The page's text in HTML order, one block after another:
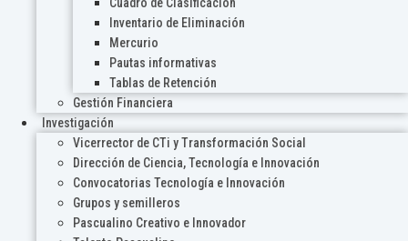
Cuadro de Clasificación
Inventario de Eliminación
Mercurio
Pautas informativas
Tablas de Retención
Gestión Financiera
Investigación
Vicerrector de CTi y Transformación Social
Dirección de Ciencia, Tecnología e Innovación
Convocatorias Tecnología e Innovación
Grupos y semilleros
Pascualino Creativo e Innovador